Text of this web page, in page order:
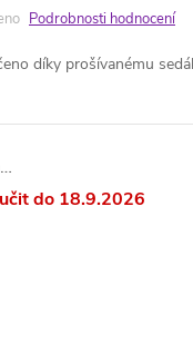
Podrobnosti hodnocení
díky prošívanému
18.9.2026